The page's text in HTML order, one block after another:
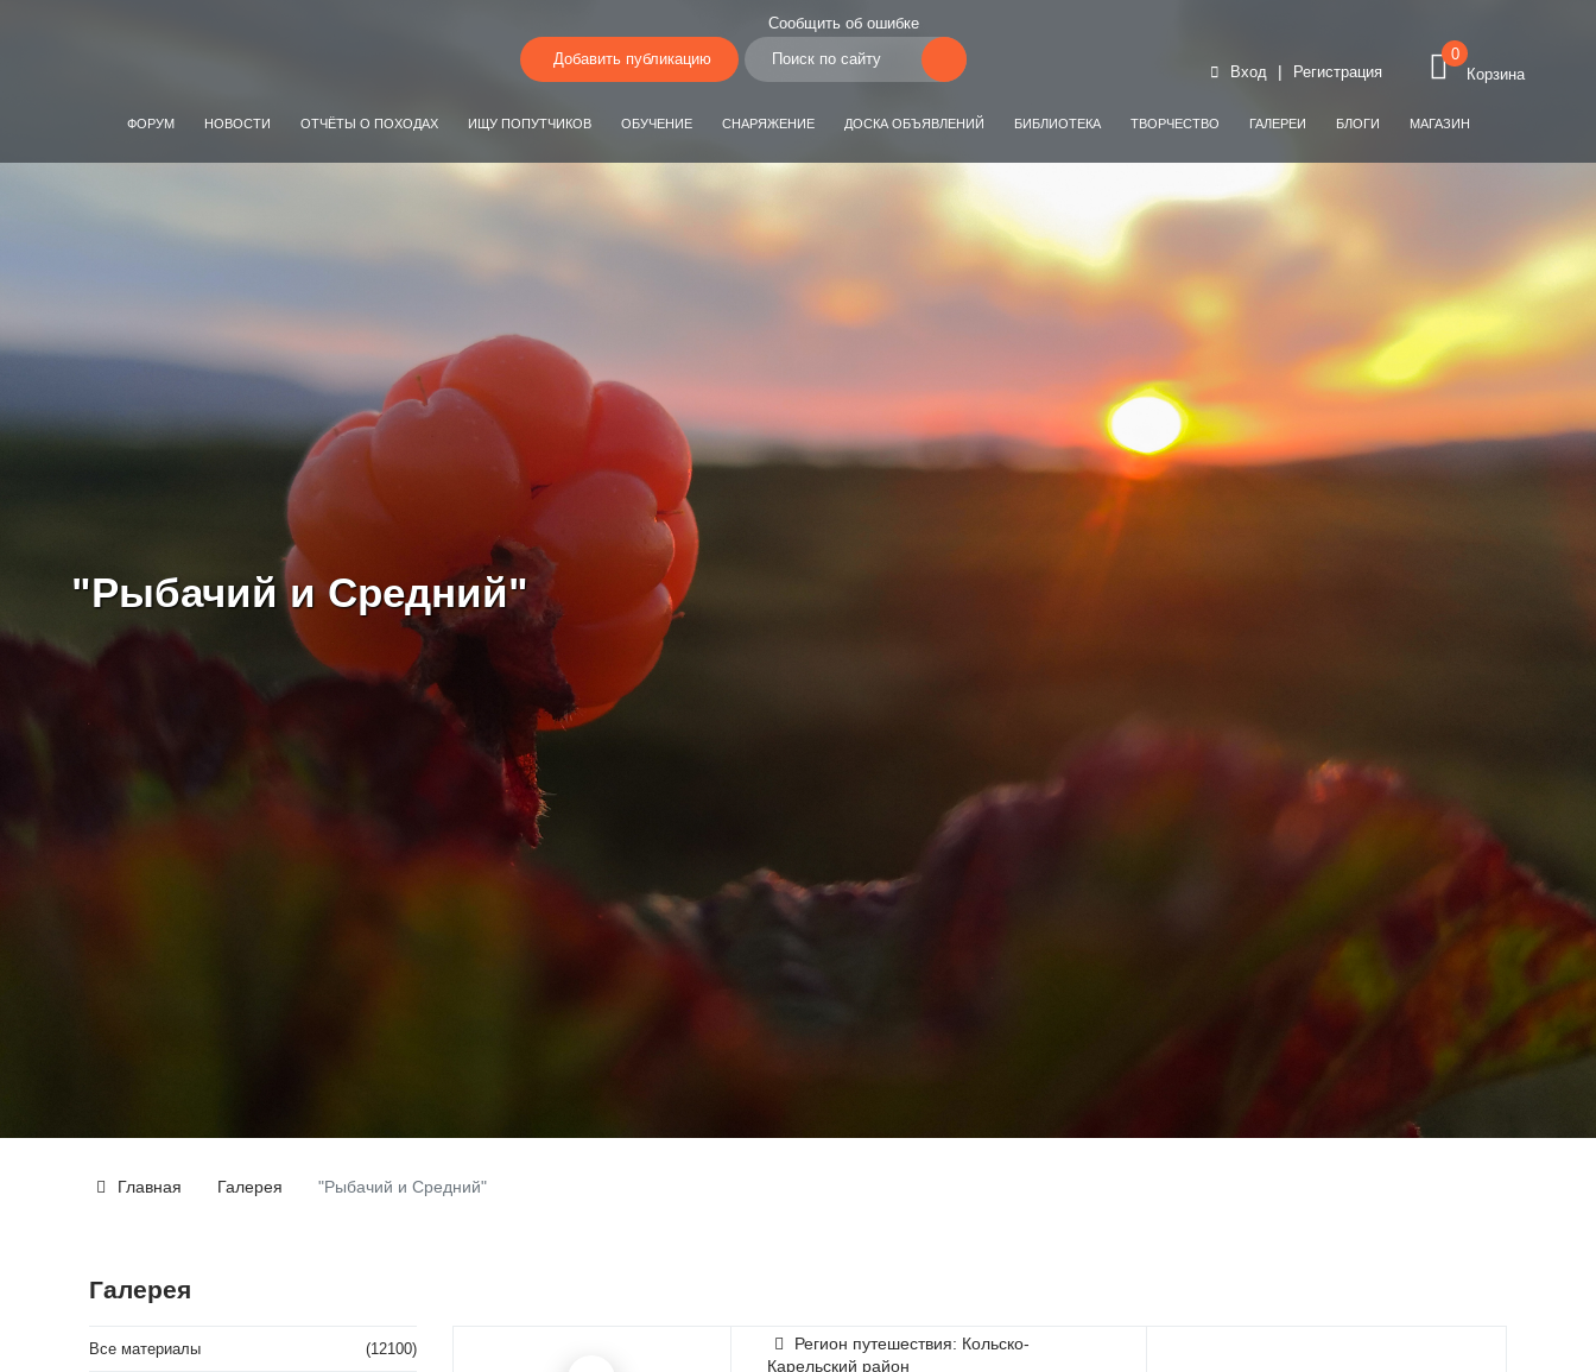
ФОРУМ НОВОСТИ ОТЧЁТЫ О ПОХОДАХ ИЩУ ПОПУТЧИКОВ ОБУЧЕНИЕ СНАРЯЖЕНИЕ ДОСКА ОБЪЯВЛЕНИЙ БИБЛИОТЕКА ТВОРЧЕСТВО ГАЛЕРЕИ БЛОГИ МАГАЗИН
Добавить публикацию
Сообщить об ошибке
Вход | Регистрация
0
Корзина
"Рыбачий и Средний"
Главная Галерея "Рыбачий и Средний"
Галерея
Все материалы (12100)
Регион путешествия: Кольско-
Карельский район